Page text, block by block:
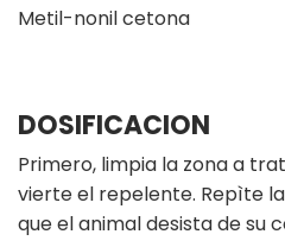
Metil-nonil cetona
DOSIFICACION
Primero, limpia la zona a
vierte el repelente. Repìte
que el animal desista de su